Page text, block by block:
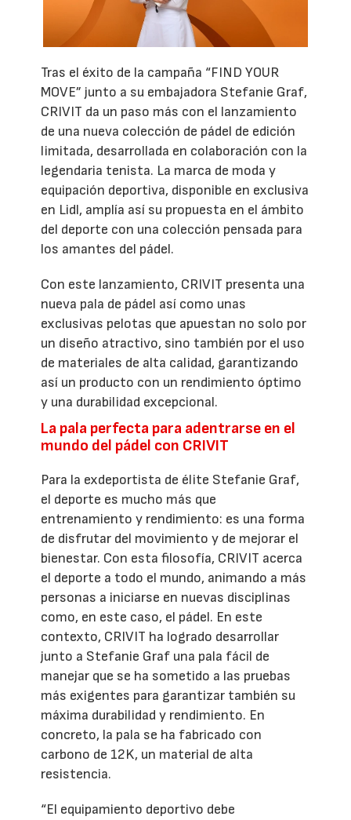
Tras el éxito de la campaña “FIND YOUR
MOVE” junto a su embajadora Stefanie Graf,
CRIVIT da un paso más con el lanzamiento
de una nueva colección de pádel de edición
limitada, desarrollada en colaboración con la
legendaria tenista. La marca de moda y
equipación deportiva, disponible en exclusiva
en Lidl, amplía así su propuesta en el ámbito
del deporte con una colección pensada para
los amantes del pádel.
Con este lanzamiento, CRIVIT presenta una
nueva pala de pádel así como unas
exclusivas pelotas que apuestan no solo por
un diseño atractivo, sino también por el uso
de materiales de alta calidad, garantizando
así un producto con un rendimiento óptimo
y una durabilidad excepcional.
La pala perfecta para adentrarse en el
mundo del pádel con CRIVIT
Para la exdeportista de élite Stefanie Graf,
el deporte es mucho más que
entrenamiento y rendimiento: es una forma
de disfrutar del movimiento y de mejorar el
bienestar. Con esta filosofía, CRIVIT acerca
el deporte a todo el mundo, animando a más
personas a iniciarse en nuevas disciplinas
como, en este caso, el pádel. En este
contexto, CRIVIT ha logrado desarrollar
junto a Stefanie Graf una pala fácil de
manejar que se ha sometido a las pruebas
más exigentes para garantizar también su
máxima durabilidad y rendimiento. En
concreto, la pala se ha fabricado con
carbono de 12K, un material de alta
resistencia.
“El equipamiento deportivo debe